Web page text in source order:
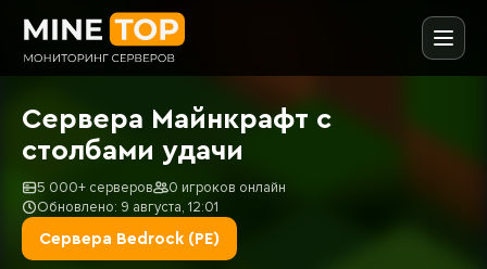
Сервера Майнкрафт с
столбами удачи
5 000+ серверов
0 игроков онлайн
Обновлено: 9 августа, 12:01
Сервера Bedrock (PE)